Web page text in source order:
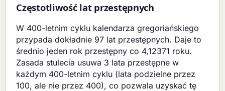
Częstotliwość lat przestępnych
W 400-letnim cyklu kalendarza gregoriańskiego
przypada dokładnie 97 lat przestępnych. Daje to
średnio jeden rok przestępny co 4,12371 roku.
Zasada stulecia usuwa 3 lata przestępne w
każdym 400-letnim cyklu (lata podzielne przez
100, ale nie przez 400), co pozwala uzyskać tę